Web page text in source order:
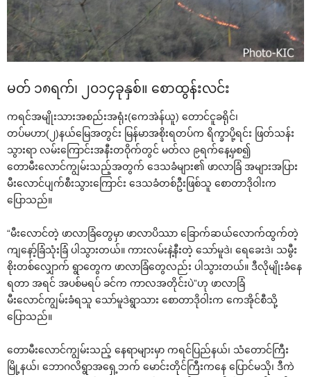
မတ် ၁၈ရက်၊ ၂၀၁၄ခုနှစ်။ ‌စောထွန်းလင်း
ကရင်အမျိုးသားအစည်းအရုံး(‌ကေအဲန်ယူ) ‌တောင်ငူခရိုင်၊
တပ်မဟာ(၂)နယ်‌မြေအတွင်း မြန်မာအစိုးရတပ်က ရိက္ခာပို့ရင်း ဖြတ်သန်း
သွားရာ လမ်း‌ကြောင်းအနီးတဝိုက်တွင် မတ်လ ၉ရက်‌နေ့မှစ၍
‌တောမီး‌လောင်ကျွမ်းသည့်အတွက် ‌ဒေသခံများ၏ ဖာလာခြံ အများအပြား
မီး‌လောင်ပျက်စီးသွား‌ကြောင်း ‌ဒေသခံတစ်ဦးဖြစ်သူ ‌စောတာဒိုဝါးက
‌ပြောသည်။
“မီး‌လောင်တဲ့ ဖာလာခြံ‌တွေမှာ ဖာလာပိဿာ ‌ခြောက်ဆယ်‌လောက်ထွက်တဲ့
ကျ‌နော့်ခြံသုံးခြံ ပါသွားတယ်။ ကားလမ်းနဲ့နီးတဲ့ ‌သော်မူဒဲ၊ ‌ရေ‌ခေးဒဲ၊ သမွီး
စိုးတစ်‌လျှောက် ရွာ‌တွေက ဖာလာခြံ‌တွေလည်း ပါသွားတယ်။ ဒီလိုမျိုးခံ‌နေ
ရတာ အရင် အပစ်မရပ် ခင်က ကာလအတိုင်းပဲ”ဟု ဖာလာခြံ
မီး‌လောင်ကျွမ်းခံရသူ ‌သော်မူဒဲရွာသား ‌စောတာဒိုဝါးက ‌ကေအိုင်စီသို့
‌ပြောသည်။
‌တောမီး‌လောင်ကျွမ်းသည့် ‌နေရာများမှာ ကရင်ပြည်နယ်၊ သံ‌တောင်ကြီး
မြို့နယ်၊ ‌ဘောဂလိရွာအ‌ရှေ့ဘက် ‌မောင်းတိုင်ကြီးက‌နေ ‌ပြောင်မသို၊ ဒီကဲ